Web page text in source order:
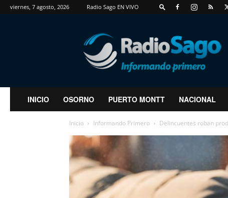
viernes, 7 agosto, 2026 Radio Sago EN VIVO
RadioSago
INICIO OSORNO PUERTO MONTT NACIONAL
Inicio Informando Primero Delincuentes roban